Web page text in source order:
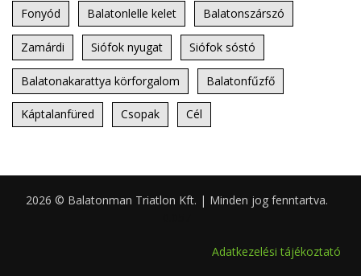
Fonyód Balatonlelle kelet Balatonszárszó
Zamárdi Siófok nyugat Siófok sóstó
Balatonakarattya körforgalom Balatonfűzfő
Káptalanfüred Csopak Cél
2026 © Balatonman Triatlon Kft. | Minden jog fenntartva.
Adatkezelési tájékoztató